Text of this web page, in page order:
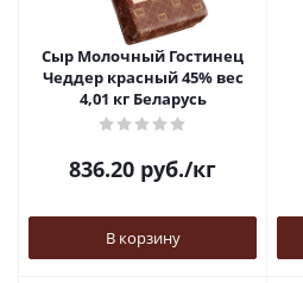
Сыр Молочный Гостинец
Чеддер красный 45% вес
4,01 кг Беларусь
836.20 руб./кг
В корзину